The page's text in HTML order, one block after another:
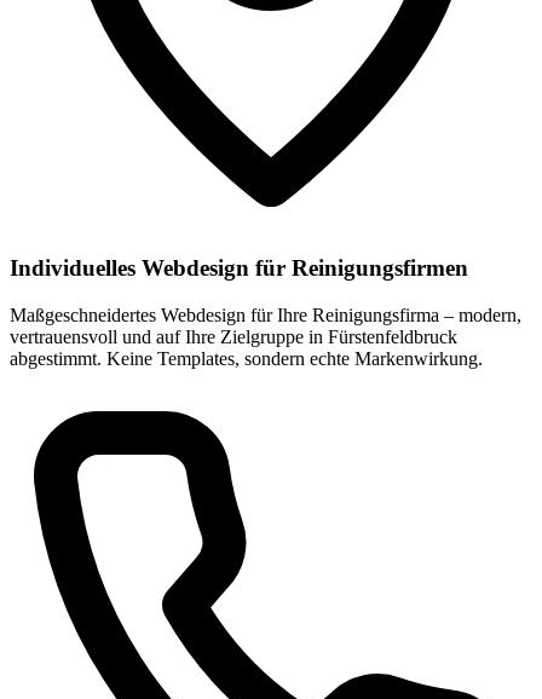
Individuelles Webdesign für Reinigungsfirmen
Maßgeschneidertes Webdesign für Ihre Reinigungsfirma – modern,
vertrauensvoll und auf Ihre Zielgruppe in Fürstenfeldbruck
abgestimmt. Keine Templates, sondern echte Markenwirkung.